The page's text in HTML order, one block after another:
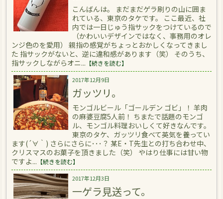
こんばんは。 まだまだゲラ刷りの山に囲ま
れている、東京のタケです。 ここ最近、社
内では一日じゅう指サックをつけているので
（かわいいデザインではなく、事務用のオレ
ンジ色のを愛用） 親指の感覚がちょっとおかしくなってきまし
た 指サックがないと、逆に違和感があります（笑） そのうち、
指サックしながらオニ... 【続きを読む】
2017年12月9日
ガッツリ。
モンゴルビール「ゴールデン ゴビ」！ 羊肉
の麻婆豆腐5人前！ ちまたで話題のモンゴ
ル、モンゴル料理おいしくて好きなんです。
東京のタケ、ガッツリ食べて英気を養ってい
ます(´∀｀) さらにさらに･･･？ 某E・T先生との打ち合わせ中、
クリスマスのお菓子を頂きました（笑） やはり仕事には甘い物
ですよ... 【続きを読む】
2017年12月3日
一ゲラ見送って。